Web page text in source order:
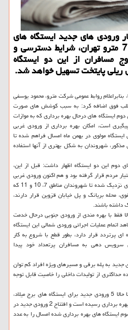
ورودی های جدید ایستگاه های
مولوی و بریانک در خط 7 مترو تهران، شرایط دسترسی و
مسافران از این دو ایستگاه
ریلی پایتخت تسهیل خواهد شد.
بنابراعلام روابط عمومی شرکت مترو، محمود یوسفی
بیان مطلب فوق اضافه کرد: به سبب کوشش های صورت
ایستگاه های درحال بهره برداری که به موازات
است، امکان بهره برداری از ورودی غربی
ایستگاه مولوی در بهمن ماه امسال فراهم شده تا
شهروندان به شکل بهتری از آنها استفاده
دوم این دو ایستگاه اظهار داشت: قبل از این،
مردم قرار گرفته بود و هم اکنون ورودی غربی
ایستگاه مذکور به مرحله بهره برداری نزدیک شده تا شهروندان مناطق 7، 10 و 11 که
محله بریانک و پل خیابان قزوین قرار دارند،
داشته باشند.
فقط با بهره مندی از ورودی جنوبی درحال خدمت
اتمام عملیات اجرائی ورودی شمالی این ایستگاه
پرتردد قرار دارد، بطور قطع با شروع به کار
سرویس دهی به مسافران پرتعداد خود پیدا
های جدید به پله برقی و مسیرهای ویژه افراد کم توان
حداکثری از تولیدات داخلی را خاصیت قابل توجه
گفتنی است از شروع سال ۱۴۰۰ تا حالا 5 ورودی جدید برای ایستگاه های برج میلاد،
بعثت، رودکی، مرزداران و مهدیه به بهره برداری رسیده است و افتتاح 2 ورودی جدید در
ایستگاه های بهره برداری شده امسال را به عدد